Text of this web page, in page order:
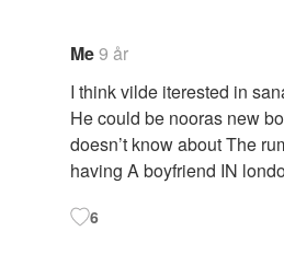
Me9 år
I think vilde iterested in
He could be nooras new
doesn’t know about The
having A boyfriend IN
6